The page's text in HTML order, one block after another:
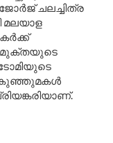
ചലച്ചിത്ര
മലയാള
മുക്തയുടെ
കുഞ്ഞുമകള്‍